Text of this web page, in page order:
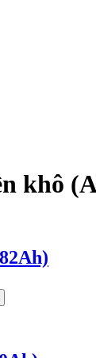
khô